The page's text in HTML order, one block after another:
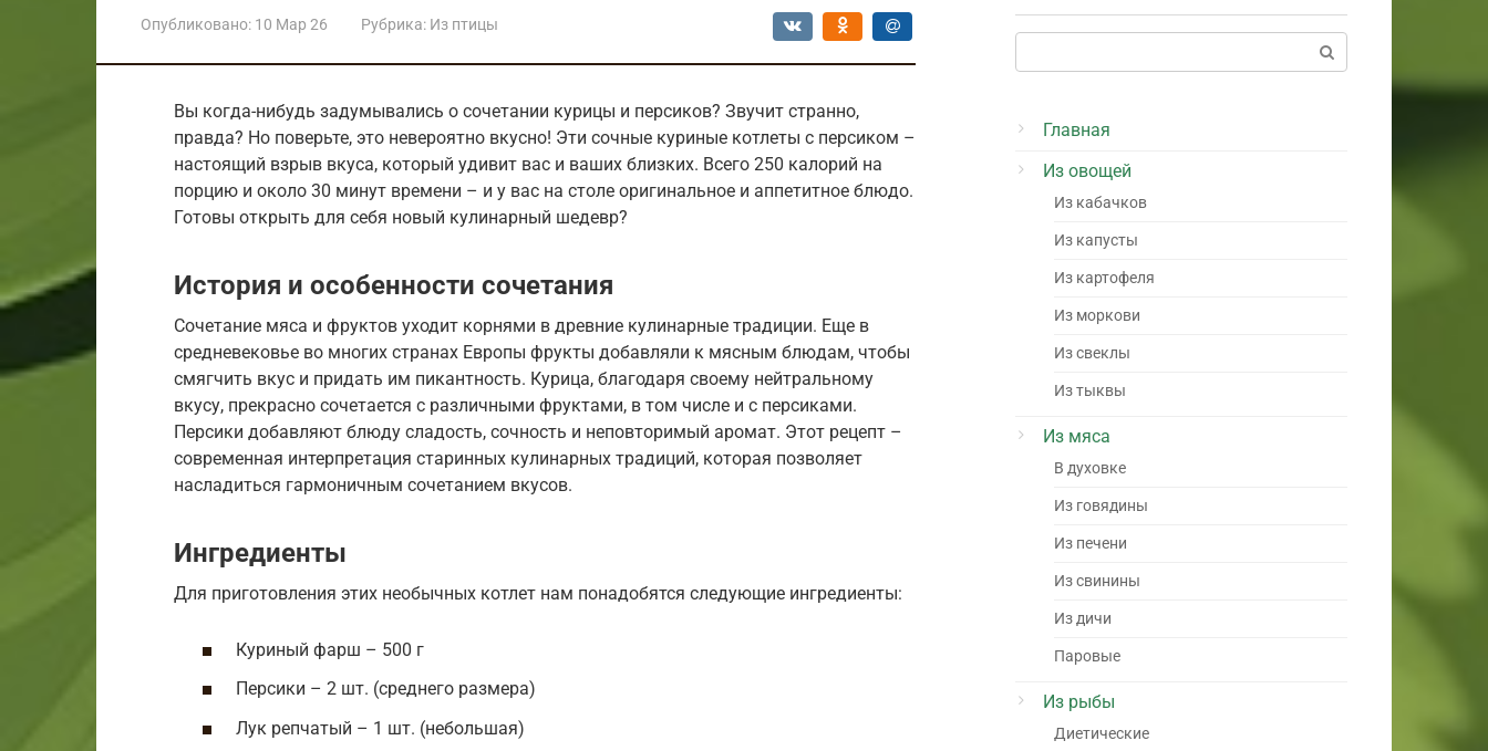
Опубликовано: 10 Мар 26 Рубрика: Из птицы
Вы когда-нибудь задумывались о сочетании курицы и персиков? Звучит странно,
правда? Но поверьте, это невероятно вкусно! Эти сочные куриные котлеты с персиком –
настоящий взрыв вкуса, который удивит вас и ваших близких. Всего 250 калорий на
порцию и около 30 минут времени – и у вас на столе оригинальное и аппетитное блюдо.
Готовы открыть для себя новый кулинарный шедевр?
История и особенности сочетания
Сочетание мяса и фруктов уходит корнями в древние кулинарные традиции. Еще в
средневековье во многих странах Европы фрукты добавляли к мясным блюдам, чтобы
смягчить вкус и придать им пикантность. Курица, благодаря своему нейтральному
вкусу, прекрасно сочетается с различными фруктами, в том числе и с персиками.
Персики добавляют блюду сладость, сочность и неповторимый аромат. Этот рецепт –
современная интерпретация старинных кулинарных традиций, которая позволяет
насладиться гармоничным сочетанием вкусов.
Ингредиенты
Для приготовления этих необычных котлет нам понадобятся следующие ингредиенты:
Куриный фарш – 500 г
Персики – 2 шт. (среднего размера)
Лук репчатый – 1 шт. (небольшая)
Главная
Из овощей
Из кабачков
Из капусты
Из картофеля
Из моркови
Из свеклы
Из тыквы
Из мяса
В духовке
Из говядины
Из печени
Из свинины
Из дичи
Паровые
Из рыбы
Диетические